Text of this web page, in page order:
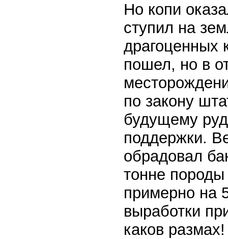
Но копи
ступил на
драгоценных
пошел, но в
по закону
будущему
поддержки.
обрадовал
тонне
примерно на
выработки
каков размах!